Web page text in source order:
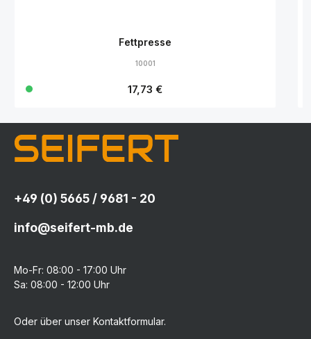
Fettpresse
10001
Regulärer Preis:
17,73 €
+49 (0) 5665 / 9681 - 20
info@seifert-mb.de
Mo-Fr: 08:00 - 17:00 Uhr
Sa: 08:00 - 12:00 Uhr
Oder über unser Kontaktformular.